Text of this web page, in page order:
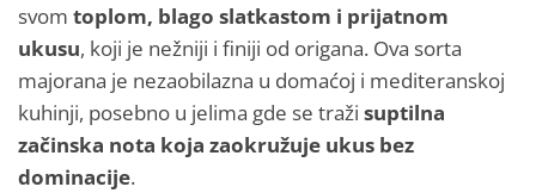
svom toplom, blago slatkastom i prijatnom
ukusu, koji je nežniji i finiji od origana. Ova sorta
majorana je nezaobilazna u domaćoj i mediteranskoj
kuhinji, posebno u jelima gde se traži suptilna
začinska nota koja zaokružuje ukus bez
dominacije.